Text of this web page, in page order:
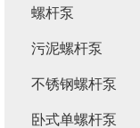
螺杆泵
污泥螺杆泵
不锈钢螺杆泵
卧式单螺杆泵